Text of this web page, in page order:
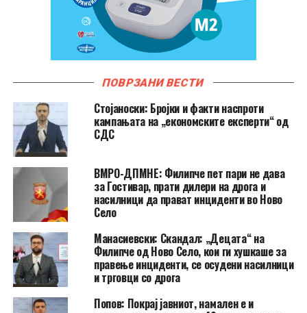
ПОВРЗАНИ ВЕСТИ
Стојаноски: Бројки и факти наспроти
кампањата на „економските експерти“ од
СДС
ВМРО-ДПМНЕ: Филипче пет пари не дава
за Гостивар, прати дилери на дрога и
насилници да прават инциденти во Ново
Село
Манасиевски: Скандал: „Децата“ на
Филипче од Ново Село, кои ги хушкаше за
правење инциденти, се осудени насилници
и трговци со дрога
Попов: Покрај јавниот, намален е и